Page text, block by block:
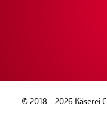
© 2018 - 2026 Käserei